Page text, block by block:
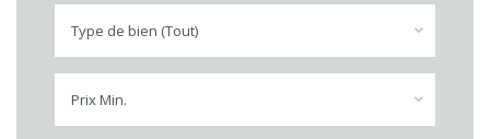
Type de bien (Tout)
Prix Min.